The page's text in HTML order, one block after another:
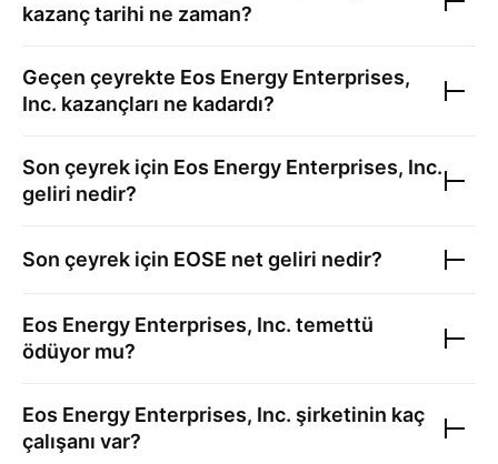
kazanç tarihi ne zaman?
Geçen çeyrekte Eos Energy Enterprises,
Inc. kazançları ne kadardı?
Son çeyrek için Eos Energy Enterprises, Inc.
geliri nedir?
Son çeyrek için EOSE net geliri nedir?
Eos Energy Enterprises, Inc. temettü
ödüyor mu?
Eos Energy Enterprises, Inc. şirketinin kaç
çalışanı var?